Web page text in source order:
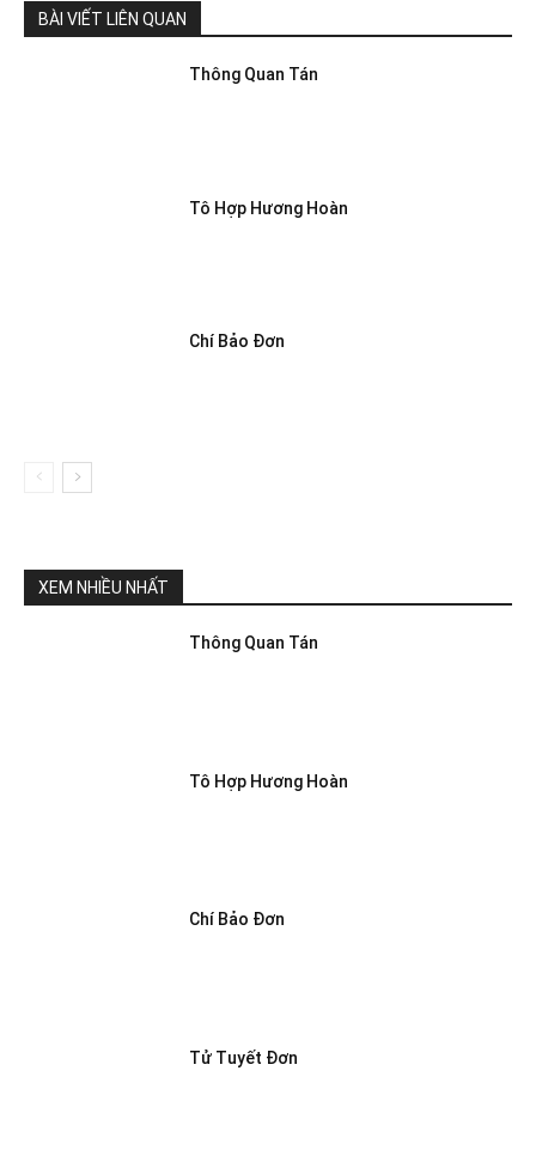
BÀI VIẾT LIÊN QUAN
Thông Quan Tán
Tô Hợp Hương Hoàn
Chí Bảo Đơn
XEM NHIỀU NHẤT
Thông Quan Tán
Tô Hợp Hương Hoàn
Chí Bảo Đơn
Tử Tuyết Đơn